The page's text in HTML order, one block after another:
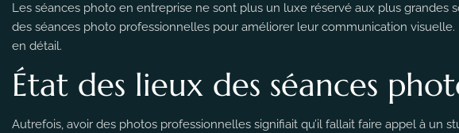
Les séances photo en entreprise ne sont plus un luxe réservé aux plus
des séances photo professionnelles pour améliorer leur communication
en détail.
État des lieux des séances
Autrefois, avoir des photos professionnelles signifiait qu’il fallait faire appel à